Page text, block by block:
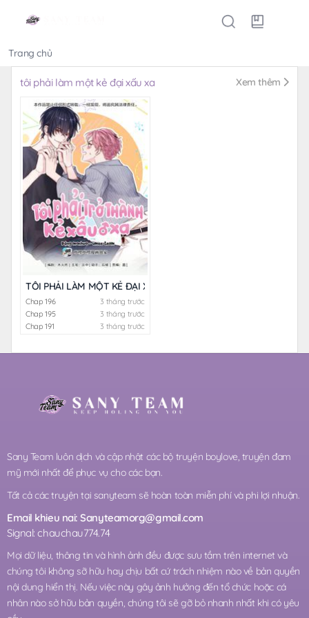
Trang chủ
tôi phải làm một kẻ đại xấu xa Xem thêm
TÔI PHẢI LÀM MỘT KẺ ĐẠI XẤU XA
Chap 196
3 tháng trước
Chap 195
3 tháng trước
Chap 191
3 tháng trước
Sany Team luôn dịch và cập nhật các bộ truyện boylove, truyện đam
mỹ mới nhất để phục vụ cho các bạn.
Tất cả các truyện tại sanyteam sẽ hoàn toàn miễn phí và phi lợi nhuận.
Email khieu nai:Sanyteamorg@gmail.com
Signal: chauchau774.74
Mọi dữ liệu, thông tin và hình ảnh đều được sưu tầm trên internet và
chúng tôi không sỡ hữu hay chịu bất cứ trách nhiệm nào về bản quyền
nội dung hiển thị. Nếu việc này gây ảnh hưởng đến tổ chức hoặc cá
nhân nào sở hữu bản quyền, chúng tôi sẽ gỡ bỏ nhanh nhất khi có yêu